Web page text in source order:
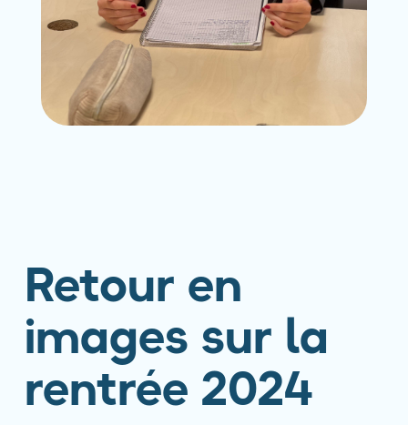
Retour en
images sur la
rentrée 2024